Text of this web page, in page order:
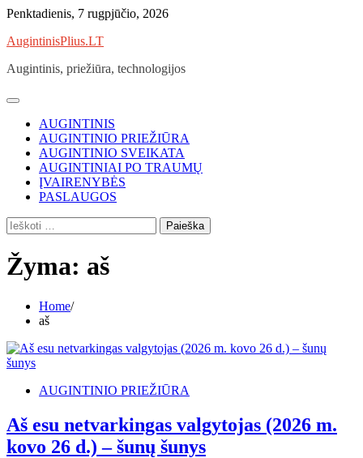
Skip
content
Penktadienis, 7 rugpjūčio, 2026
AugintinisPlius.LT
Augintinis, priežiūra, technologijos
AUGINTINIS
AUGINTINIO PRIEŽIŪRA
AUGINTINIO SVEIKATA
AUGINTINIAI PO TRAUMŲ
ĮVAIRENYBĖS
PASLAUGOS
Ieškoti:
Žyma: aš
Home
aš
AUGINTINIO PRIEŽIŪRA
Aš esu netvarkingas valgytojas (2026 m.
kovo 26 d.) – šunų šunys